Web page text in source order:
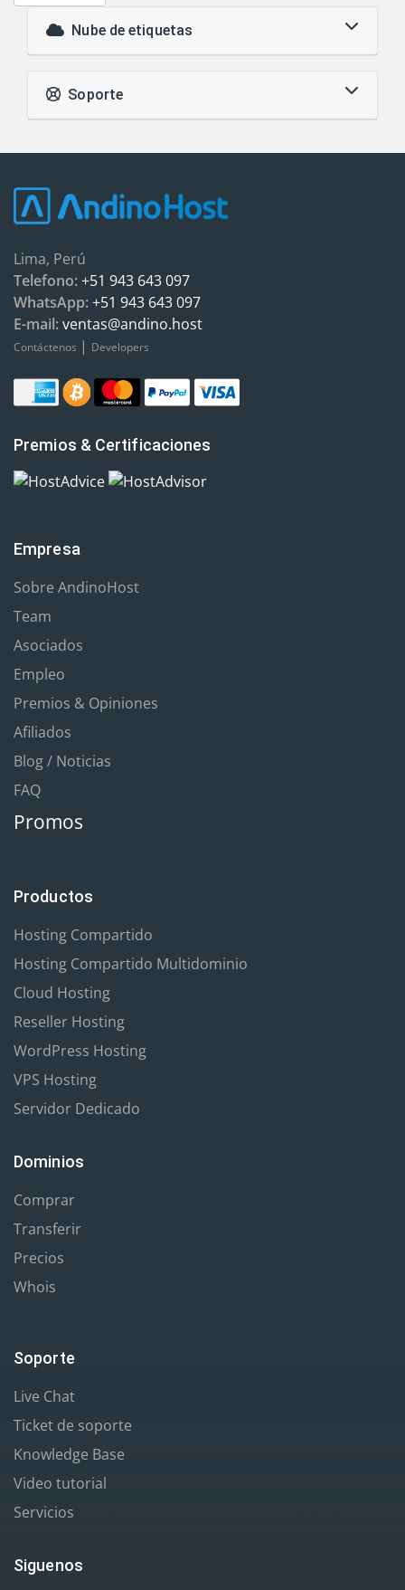
Nube de etiquetas
Soporte
Lima, Perú
Telefono:+51 943 643 097
WhatsApp:+51 943 643 097
E-mail:ventas@andino.host
Contáctenos | Developers
Premios & Certificaciones
Empresa
Sobre AndinoHost
Team
Asociados
Empleo
Premios & Opiniones
Afiliados
Blog / Noticias
FAQ
Promos
Productos
Hosting Compartido
Hosting Compartido Multidominio
Cloud Hosting
Reseller Hosting
WordPress Hosting
VPS Hosting
Servidor Dedicado
Dominios
Comprar
Transferir
Precios
Whois
Soporte
Live Chat
Ticket de soporte
Knowledge Base
Video tutorial
Servicios
Siguenos